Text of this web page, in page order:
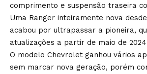
comprimento e suspensão traseira
Uma Ranger inteiramente nova
acabou por ultrapassar a pioneira,
atualizações a partir de maio de
O modelo Chevrolet ganhou vários
sem marcar nova geração, porém